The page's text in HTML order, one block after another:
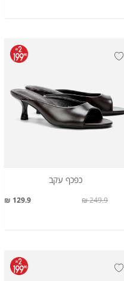
כפכף עקב
129.9 ₪ 249.9 ₪